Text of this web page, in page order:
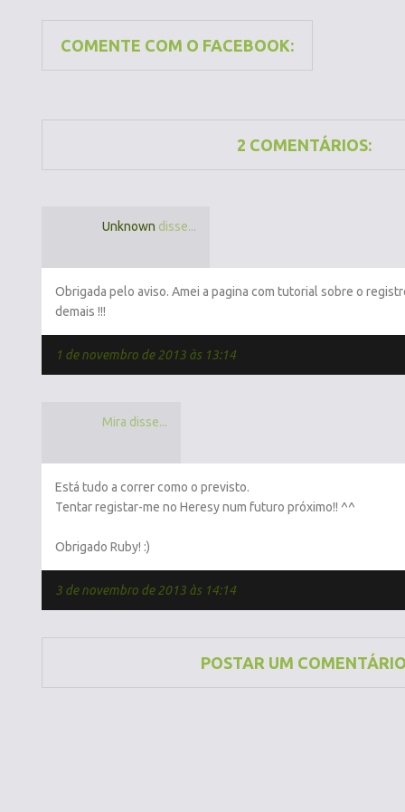
COMENTE COM O FACEBOOK:
2 COMENTÁRIOS:
Unknown disse...
Obrigada pelo aviso. Amei a pagina com tutorial sobre o
demais !!!
1 de novembro de 2013 às 13:14
Mira disse...
Está tudo a correr como o previsto.
Tentar registar-me no Heresy num futuro próximo!! ^^
Obrigado Ruby! :)
3 de novembro de 2013 às 14:14
POSTAR UM